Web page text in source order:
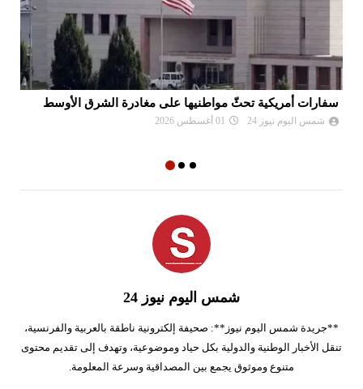
سفارات أمريكية تحثّ مواطنيها على مغادرة الشرق الأوسط
شمس اليوم نيوز 24 01 أغسطس 2026
شمس اليوم نيوز 24
**جريدة شمس اليوم نيوز**: صحيفة إلكترونية ناطقة بالعربية والفرنسية،
تنقل الأخبار الوطنية والدولية بكل حياد وموضوعية، وتهدف إلى تقديم محتوى
متنوع وموثوق يجمع بين المصداقية وسرعة المعلومة.